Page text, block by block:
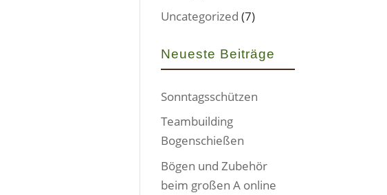
Uncategorized (7)
Neueste Beiträge
Sonntagsschützen
Teambuilding
Bogenschießen
Bögen und Zubehör
beim großen A online